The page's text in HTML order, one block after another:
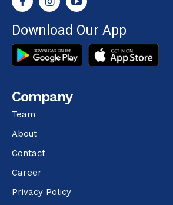
Download Our App
Company
Team
About
Contact
Career
Privacy Policy